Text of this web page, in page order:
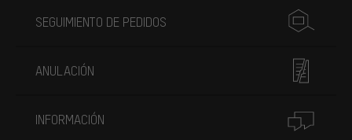
SEGUIMIENTO DE PEDIDOS
ANULACIÓN
INFORMACIÓN